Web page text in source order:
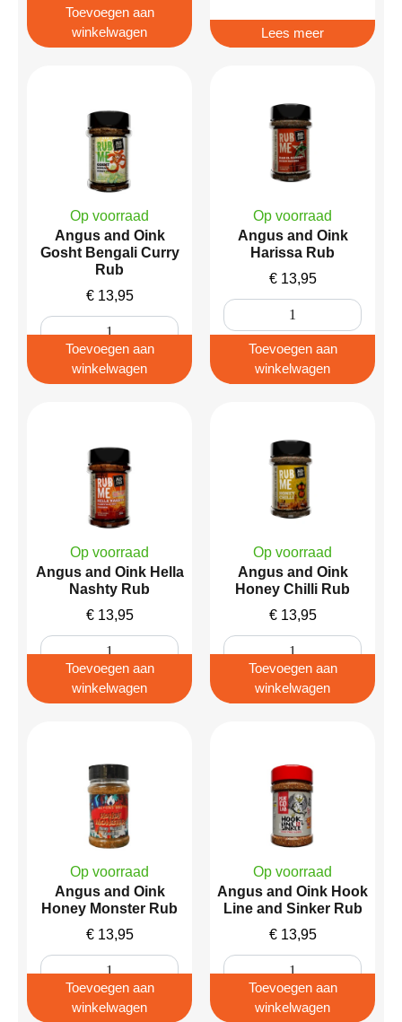
Toevoegen aan
winkelwagen
Lees meer
Op voorraad
Angus and Oink
Gosht Bengali Curry
Rub
€13,95
Toevoegen aan
winkelwagen
Op voorraad
Angus and Oink
Harissa Rub
€13,95
Toevoegen aan
winkelwagen
Op voorraad
Angus and Oink Hella
Nashty Rub
€13,95
Toevoegen aan
winkelwagen
Op voorraad
Angus and Oink
Honey Chilli Rub
€13,95
Toevoegen aan
winkelwagen
Op voorraad
Angus and Oink
Honey Monster Rub
€13,95
Toevoegen aan
winkelwagen
Op voorraad
Angus and Oink Hook
Line and Sinker Rub
€13,95
Toevoegen aan
winkelwagen